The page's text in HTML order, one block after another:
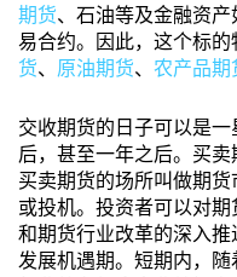
期货、石油等及金融资
易合约。因此，这个标
货、 原油期货、 农产品期
交收期货的日子可以是
后，甚至一年之后。买卖
买卖期货的场所叫做期
或投机。投资者可以对
和期货行业改革的深入
发展机遇期。短期内，